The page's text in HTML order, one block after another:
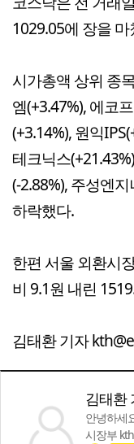
1029.05에 장을 마
시가총액 상위 종
엠(+3.47%), 에코
(+3.14%), 원익
테크닉스
(-2.88%), 주성엔
하락했다.
한편 서울 외환시
비 9.1원 내린
김태환 기자
김태환
안녕하세
시장부